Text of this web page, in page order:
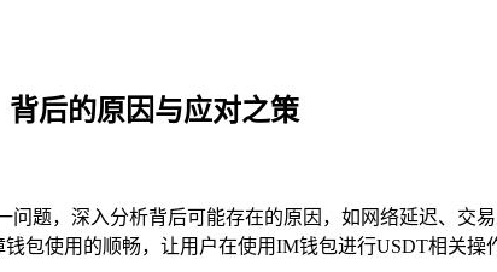
后的原因与应对之策
题，深入分析背后可能存在的原因，如网络延迟、交
包使用的顺畅，让用户在使用IM钱包进行USDT相关